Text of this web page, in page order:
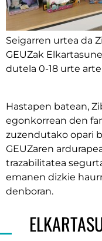
Seigarren urtea da
GEUZak
dutela 0-18 urte
Hastapen batean,
egonkorrean den
zuzendutako opari
GEUZaren
trazabilitatea
emanen dizkie
denboran.